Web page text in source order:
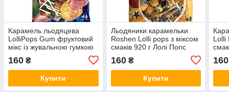
Карамель льодяцева
LolliPops Gum фруктовий
мікс із жувальною гумкою
160 ₴
Купити
Льодяники карамельки
Roshen Lolli pops з міксом
смаків 920 г Лолі Попс
160₴
Купити
Lolli
160